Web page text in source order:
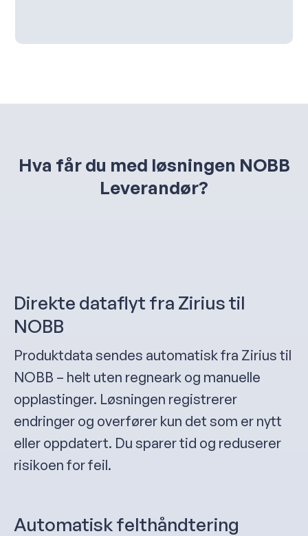
Hva får du med løsningen NOBB
Leverandør?
Direkte dataflyt fra Zirius til
NOBB
Produktdata sendes automatisk fra Zirius til
NOBB – helt uten regneark og manuelle
opplastinger. Løsningen registrerer
endringer og overfører kun det som er nytt
eller oppdatert. Du sparer tid og reduserer
risikoen for feil.
Automatisk felthåndtering